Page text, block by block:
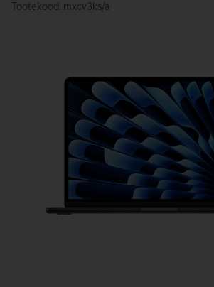
Tootekood: mxcv3ks/a